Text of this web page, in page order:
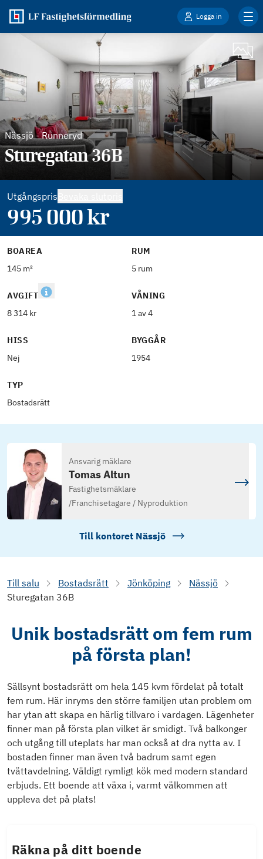
Logga in
Nässjö-Runneryd
Sturegatan 36B
Utgångspris
995 000kr
BOAREA
145 m²
RUM
5 rum
AVGIFT
8 314 kr
VÅNING
1 av 4
HISS
Nej
BYGGÅR
1954
TYP
Bostadsrätt
Ansvarig mäklare
Tomas Altun
Fastighetsmäklare
/Franchisetagare / Nyproduktion
Till kontoret Nässjö
Till salu Bostadsrätt Jönköping
Nässjö
Sturegatan 36B
Unik bostadsrätt om fem rum
på första plan!
Sällsynt bostadsrätt om hela 145 kvm fördelat på totalt
fem rum. Här inryms den större familjen utan problem om
har ytan att skapa en härlig tillvaro i vardagen. Lägenheter
finner man på första plan vilket är smidigt. Två balkonger
och utgång till uteplats har man också at dra nytta av. I
bostaden finner man även två badrum samt egen
tvättavdelning. Väldigt rymligt kök med modern standard
erbjuds. Ett boende att växa i, varmt välkommen att
uppleva det på plats!
Räkna på ditt boende